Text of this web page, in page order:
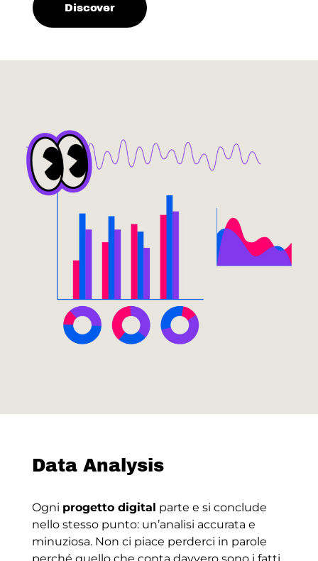
Discover
Data Analysis
Ogni progetto digital parte e si conclude
nello stesso punto: un’analisi accurata e
minuziosa. Non ci piace perderci in parole
perché quello che conta davvero sono i fatti,